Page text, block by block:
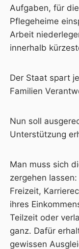
Aufgaben, für
Pflegeheime
Arbeit
innerhalb
Der Staat spart
Familien
Nun soll
Unterstützung
Man muss sich
zergehen
Freizeit,
ihres
Teilzeit oder
ganz. Dafür
gewissen